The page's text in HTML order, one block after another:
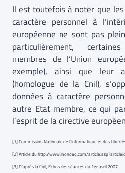
Il est toutefois à noter que
caractère personnel à
européenne ne sont pas
particulièrement,
membres de l’Union
exemple), ainsi que leur
(homologue de la Cnil),
données à caractère
autre Etat membre, ce qui
l’esprit de la directive
[1] Commission Nationale de l’Informatique et des
[2] Article du http://www.mondaq.com/
[3] D’après la Cnil, Echos des séances du 1er avril 2007.